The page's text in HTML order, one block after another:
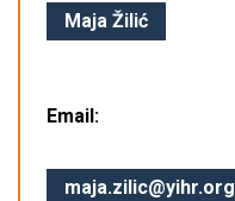
Maja Žilić
Email:
maja.zilic@yihr.org